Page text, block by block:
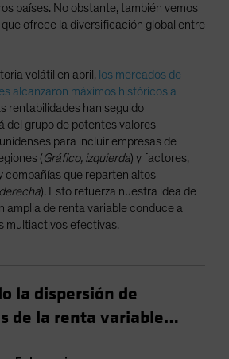
países. No obstante, también vemos
que ofrece la diversificación global entre
volátil en abril, los mercados de
alcanzaron máximos históricos a
rentabilidades han seguido
del grupo de potentes valores
para incluir empresas de
(Gráfico, izquierda) y factores,
compañías que reparten altos
). Esto refuerza nuestra idea de
amplia de renta variable conduce a
multiactivos efectivas.
la dispersión de
de la renta variable…